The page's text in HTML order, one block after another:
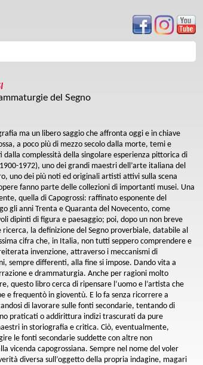
del Segno
ma un libero saggio che affronta oggi e in chiave
a poco più di mezzo secolo dalla morte, temi e
complessità della singolare esperienza pittorica di
1972), uno dei grandi maestri dell’arte italiana del
uno dei più noti ed originali artisti attivi sulla scena
fanno parte delle collezioni di importanti musei. Una
quella di Capogrossi: raffinato esponente del
gli anni Trenta e Quaranta del Novecento, come
dipinti di figura e paesaggio; poi, dopo un non breve
ricerca, la definizione del Segno proverbiale, databile al
cifra che, in Italia, non tutti seppero comprendere e
invenzione, attraverso i meccanismi di
sempre differenti, alla fine si impose. Dando vita a
e drammaturgia. Anche per ragioni molto
questo libro cerca di ripensare l’uomo e l’artista che
e frequentò in gioventù. E lo fa senza ricorrere a
di lavorare sulle fonti secondarie, tentando di
praticati o addirittura indizi trascurati da pure
in storiografia e critica. Ciò, eventualmente,
le fonti secondarie suddette con altre non
vicenda capogrossiana. Sempre nel nome del voler
diversa sull’oggetto della propria indagine, magari